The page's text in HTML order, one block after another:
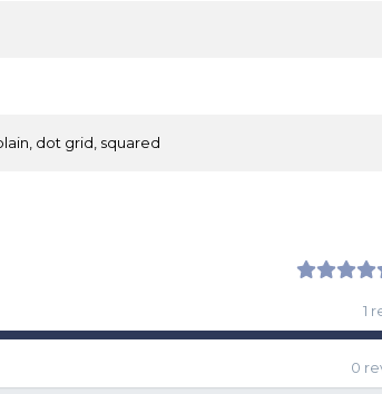
dot grid, squared
0
1